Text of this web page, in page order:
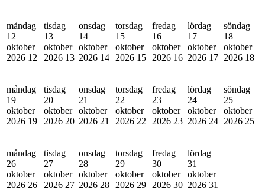
måndag
12
oktober
2026 12
tisdag
13
oktober
2026 13
onsdag
14
oktober
2026 14
torsdag
15
oktober
2026 15
fredag
16
oktober
2026 16
lördag
17
oktober
2026 17
söndag
18
oktober
2026 18
måndag
19
oktober
2026 19
tisdag
20
oktober
2026 20
onsdag
21
oktober
2026 21
torsdag
22
oktober
2026 22
fredag
23
oktober
2026 23
lördag
24
oktober
2026 24
söndag
25
oktober
2026 25
måndag
26
oktober
2026 26
tisdag
27
oktober
2026 27
onsdag
28
oktober
2026 28
torsdag
29
oktober
2026 29
fredag
30
oktober
2026 30
lördag
31
oktober
2026 31